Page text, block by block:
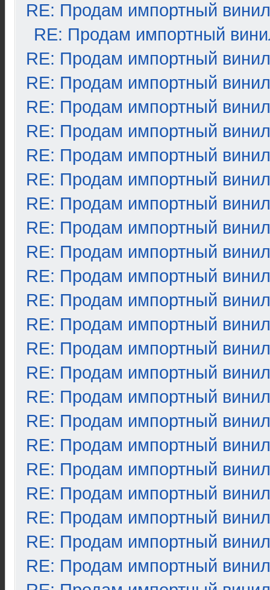
RE: Продам импортный винил
RE: Продам импортный
RE: Продам импортный винил
RE: Продам импортный винил
RE: Продам импортный винил
RE: Продам импортный винил
RE: Продам импортный винил
RE: Продам импортный винил
RE: Продам импортный винил
RE: Продам импортный винил
RE: Продам импортный винил
RE: Продам импортный винил
RE: Продам импортный винил
RE: Продам импортный винил
RE: Продам импортный винил
RE: Продам импортный винил
RE: Продам импортный винил
RE: Продам импортный винил
RE: Продам импортный винил
RE: Продам импортный винил
RE: Продам импортный винил
RE: Продам импортный винил
RE: Продам импортный винил
RE: Продам импортный винил